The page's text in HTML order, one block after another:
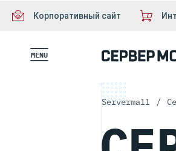
Корпоративный сайт
MENU
Servermall /